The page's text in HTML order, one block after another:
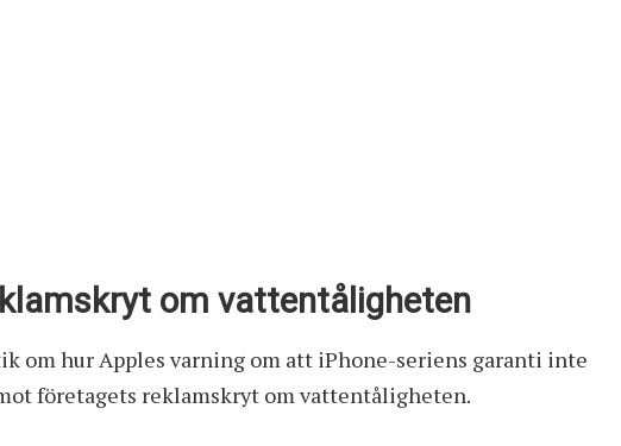
om vattentåligheten
om hur Apples varning om att iPhone-seriens garanti inte
företagets reklamskryt om vattentåligheten.